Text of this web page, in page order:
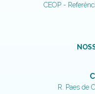
CEOP -
R. Paes de